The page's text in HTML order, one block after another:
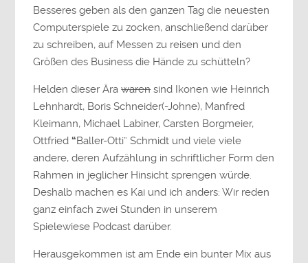
Besseres geben als den ganzen Tag die neuesten
Computerspiele zu zocken, anschließend darüber
zu schreiben, auf Messen zu reisen und den
Größen des Business die Hände zu schütteln?
Helden dieser Ärawarensind Ikonen wie Heinrich
Lehnhardt, Boris Schneider(-Johne), Manfred
Kleimann, Michael Labiner, Carsten Borgmeier,
Ottfried“Baller-Otti” Schmidt und viele viele
andere, deren Aufzählung in schriftlicher Form den
Rahmen in jeglicher Hinsicht sprengen würde.
Deshalb machen es Kai und ich anders: Wir reden
ganz einfach zwei Stunden in unserem
Spielewiese Podcast darüber.
Herausgekommen ist am Ende ein bunter Mix aus